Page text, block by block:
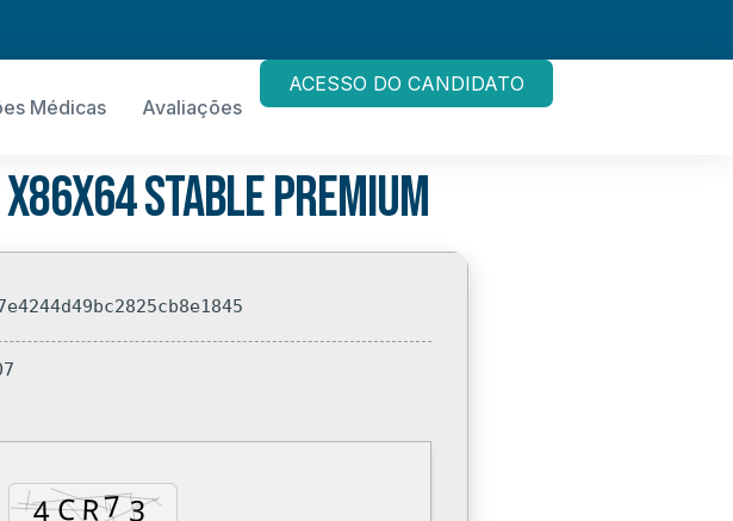
Médicas Avaliações
ACESSO DO CANDIDATO
Stable Premium